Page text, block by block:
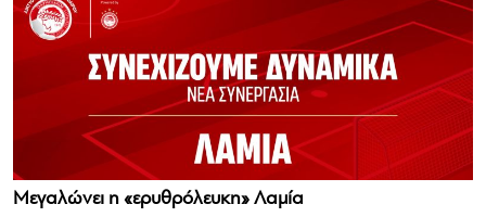
Μεγαλώνει η «ερυθρόλευκη» Λαμία